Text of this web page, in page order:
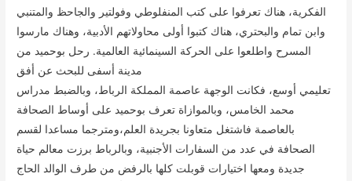
الفكرية، هناك تعرفوا على كتب المنفلوطي وفولتير والجاحظ والمتنبي
وابن تمام والبحتري، هناك كتبوا أولى محاولاتهم الأدبية، وهناك مارسوا
المسرح واطلعوا على الحركة السينمائية العالمية. رحل بوحميد من
مدينة أسفى للبحث عن أفق
تعليمي أوسع، فكانت الوجهة عاصمة المملكة الرباط، وبالضبط مدراس
محمد الخامس، وبالموازاة تعرف بوحميد على أوساط الصحافة
بالعاصمة فاشتغل متعاونا بجريدة العلم،ومترجما مساعدا لقسم
الصحافة في عدد من السفارات الأجنبية، وبالرباط برزت معالم حياة
جديدة ومعها اختيارات قوبلت كلها بالرفض من طرف الوالد الحاج